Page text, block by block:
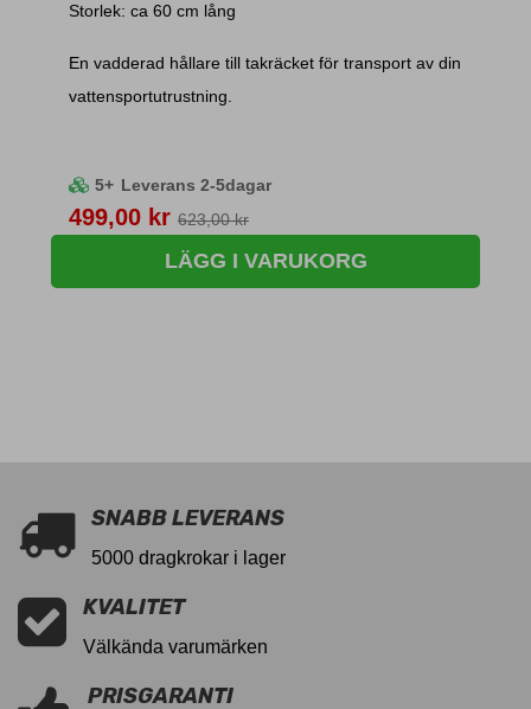
Storlek: ca 60 cm lång
En vadderad hållare till takräcket för transport av din
vattensportutrustning.
5+ Leverans 2-5dagar
Pris
499,00 kr 623,00 kr
LÄGG I VARUKORG
SNABB LEVERANS
5000 dragkrokar i lager
KVALITET
Välkända varumärken
PRISGARANTI